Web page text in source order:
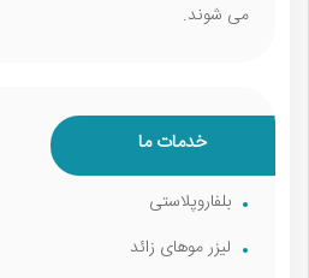
می شوند.
خدمات ما
بلفاروپلاستی
لیزر موهای زائد